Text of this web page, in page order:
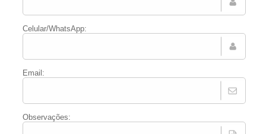
Celular/WhatsApp:
Email:
Observações: